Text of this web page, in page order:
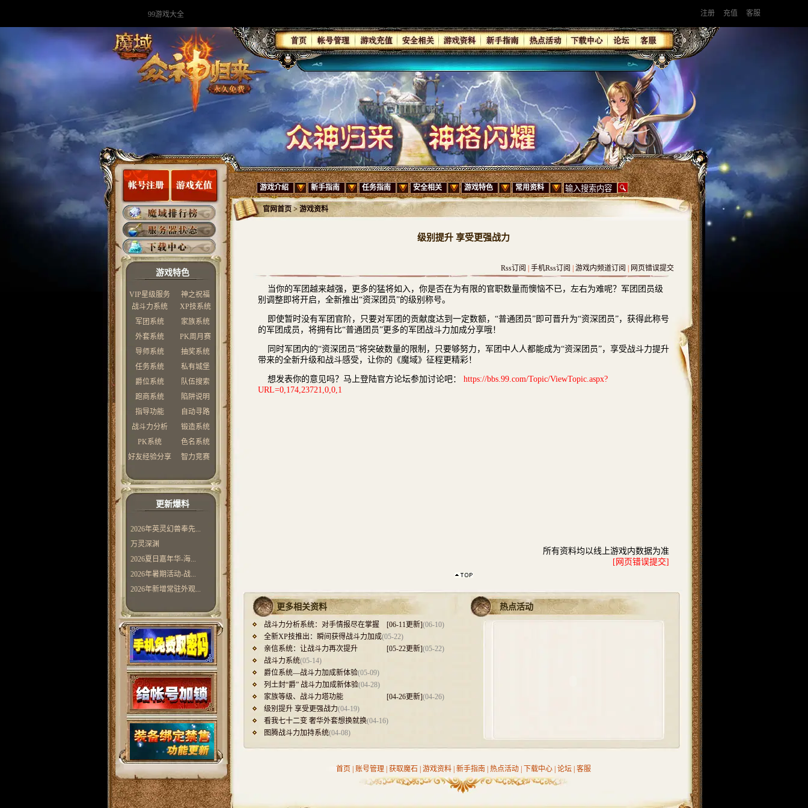
99游戏大全 注册 充值 客服
游戏特色
VIP星级服务
神之祝福
战斗力系统
XP技系统
军团系统
家族系统
外套系统
PK周月赛
导师系统
抽奖系统
任务系统
私有城堡
爵位系统
队伍搜索
跑商系统
陷阱说明
指导功能
自动寻路
战斗力分析
锻造系统
PK系统
色名系统
好友经验分享
智力竞赛
更新爆料
2026年英灵幻兽奉先...
万灵深渊
2026夏日嘉年华-海...
2026年暑期活动-战...
2026年新增常驻外观...
游戏介绍 新手指南 任务指南 安全相关 游戏特色 常用资料
官网首页> 游戏资料
级别提升 享受更强战力
Rss订阅 手机Rss订阅 游戏内频道订阅 网页错误提交
当你的军团越来越强，更多的猛将如入，你是否在为有限的官职数量而懊恼不已，左右为难呢？军团团员级
别调整即将开启，全新推出“资深团员”的级别称号。
即使暂时没有军团官阶，只要对军团的贡献度达到一定数额，“普通团员”即可晋升为“资深团员”，获得此称号
的军团成员，将拥有比“普通团员”更多的军团战斗力加成分享哦！
同时军团内的“资深团员”将突破数量的限制，只要够努力，军团中人人都能成为“资深团员”，享受战斗力提升
带来的全新升级和战斗感受，让你的《魔域》征程更精彩！
想发表你的意见吗？马上登陆官方论坛参加讨论吧： https://bbs.99.com/Topic/ViewTopic.aspx?
URL=0,174,23721,0,0,1
所有资料均以线上游戏内数据为准
[网页错误提交]
更多相关资料 热点活动
战斗力分析系统：对手情报尽在掌握 [06-11更新](06-10)
全新XP技推出：瞬间获得战斗力加成(05-22)
亲信系统：让战斗力再次提升 [05-22更新](05-22)
战斗力系统(05-14)
爵位系统—战斗力加成新体验(05-09)
列土封“爵” 战斗力加成新体验(04-28)
家族等级、战斗力塔功能 [04-26更新](04-26)
级别提升 享受更强战力(04-19)
看我七十二变 奢华外套想换就换(04-16)
图腾战斗力加持系统(04-08)
首页 账号管理 获取魔石 游戏资料 新手指南 热点活动 下载中心 论坛 客服